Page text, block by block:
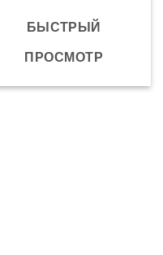
БЫСТРЫЙ
ПРОСМОТР